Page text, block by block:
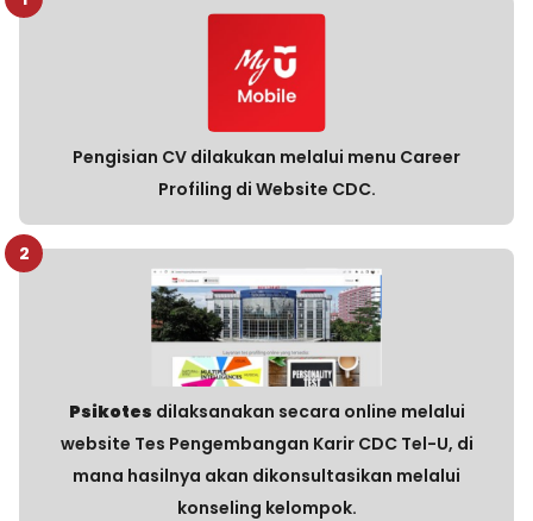
Pengisian CV dilakukan melalui menu Career
Profiling di Website CDC.
2
Psikotes dilaksanakan secara online melalui
website Tes Pengembangan Karir CDC Tel-U, di
mana hasilnya akan dikonsultasikan melalui
konseling kelompok.